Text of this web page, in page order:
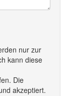
nur zur
kann diese
Die
akzeptiert.